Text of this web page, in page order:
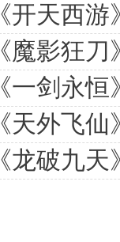
《开天西
《魔影狂
《一剑永
《天外飞
《龙破九